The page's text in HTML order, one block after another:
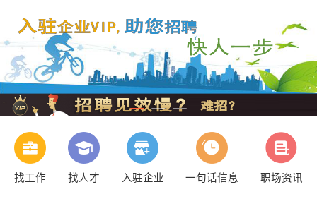
找工作 找人才 入驻企业 一句话信息
职场资讯